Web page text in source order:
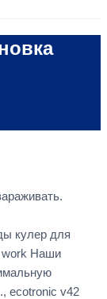
кулер для
work Наши
ecotronic v42